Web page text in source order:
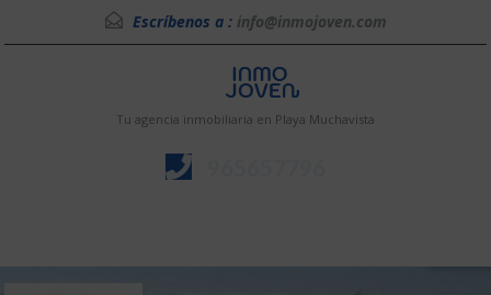
Escríbenos a : info@inmojoven.com
Tu agencia inmobiliaria en Playa Muchavista